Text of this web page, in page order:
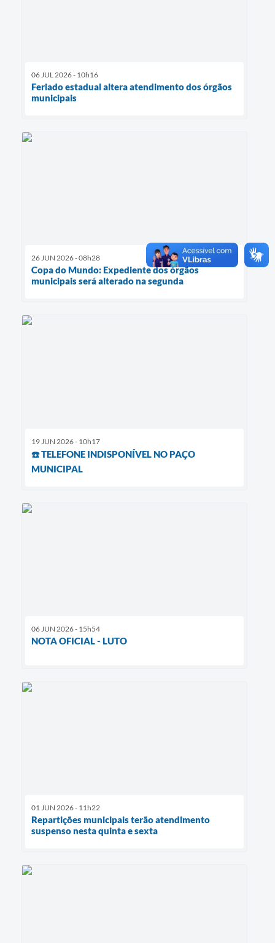
06 JUL 2026 - 10h16
Feriado estadual altera atendimento dos órgãos
municipais
26 JUN 2026 - 08h28
Copa do Mundo: Expediente dos órgãos
municipais será alterado na segunda
19 JUN 2026 - 10h17
☎️ TELEFONE INDISPONÍVEL NO PAÇO
MUNICIPAL
06 JUN 2026 - 15h54
NOTA OFICIAL - LUTO
01 JUN 2026 - 11h22
Repartições municipais terão atendimento
suspenso nesta quinta e sexta